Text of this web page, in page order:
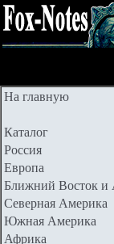
На главную
Каталог
Россия
Европа
Ближний Восток и
Северная Америка
Южная Америка
Африка